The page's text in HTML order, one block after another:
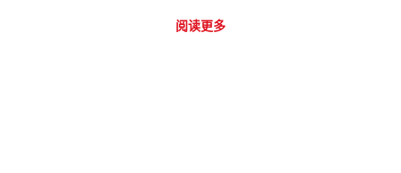
阅读更多